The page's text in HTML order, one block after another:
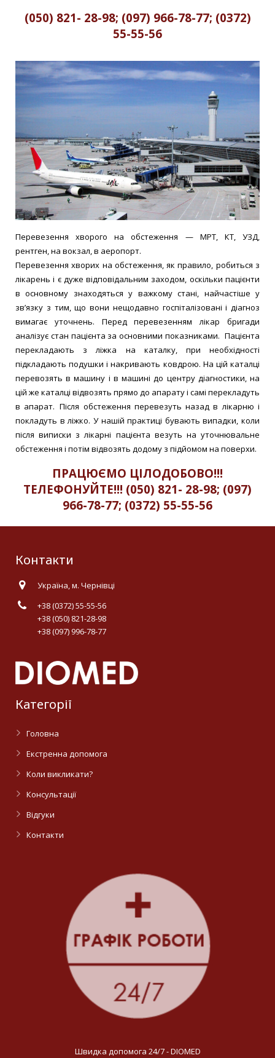
(050) 821- 28-98; (097) 966-78-77; (0372)
55-55-56
Перевезення хворого на обстеження — МРТ, КТ, УЗД,
рентген, на вокзал, в аеропорт.
Перевезення хворих на обстеження, як правило, робиться з
лікарень і є дуже відповідальним заходом, оскільки пацієнти
в основному знаходяться у важкому стані, найчастіше у
зв’язку з тим, що вони нещодавно госпіталізовані і діагноз
вимагає уточнень. Перед перевезенням лікар бригади
аналізує стан пацієнта за основними показниками. Пацієнта
перекладають з ліжка на каталку, при необхідності
підкладають подушки і накривають ковдрою. На цій каталці
перевозять в машину і в машині до центру діагностики, на
цій же каталці відвозять прямо до апарату і самі перекладуть
в апарат. Після обстеження перевезуть назад в лікарню і
покладуть в ліжко. У нашій практиці бувають випадки, коли
після виписки з лікарні пацієнта везуть на уточнювальне
обстеження і потім відвозять додому з підйомом на поверхи.
ПРАЦЮЄМО ЦІЛОДОБОВО!!!
ТЕЛЕФОНУЙТЕ!!! (050) 821- 28-98; (097)
966-78-77; (0372) 55-55-56
Контакти
Україна, м. Чернівці
+38 (0372) 55-55-56
+38 (050) 821-28-98
+38 (097) 996-78-77
Категорії
Головна
Екстренна допомога
Коли викликати?
Консультації
Відгуки
Контакти
Швидка допомога 24/7 - DIOMED